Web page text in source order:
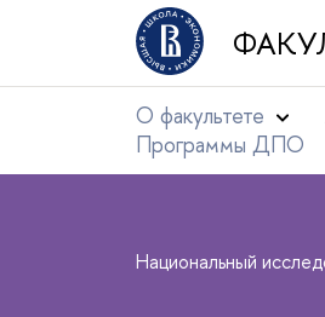
О факультете
Программы ДПО
Национальный